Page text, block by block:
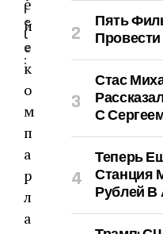
е
й
с
к
о
м
п
а
р
л
а
i
c
l
e
:
Пять
Стас
С
Теперь
Станция
Рублей В